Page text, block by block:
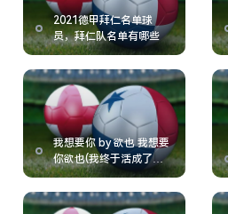
2021德甲拜仁名单球
员，拜仁队名单有哪些
我想要你 by 欲也 我想要
你欲也(我终于活成了自
己想要的模样)